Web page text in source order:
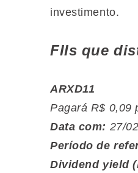
investimento.
FIIs que
ARXD11
Pagará R$ 0,09
Data com: 27/
Período de
Dividend yield